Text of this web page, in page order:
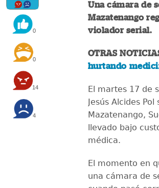
0
0
14
4
Una cámara de
Mazatenango
violador serial.
OTRAS
hurtando
El martes 17 de
Jesús Alcides
Mazatenango,
llevado bajo
médica.
El momento en
una cámara de